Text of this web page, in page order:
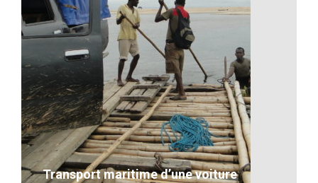
Les falaises malgaches
VOIR LE DÉTAIL
Transport maritime d’une voiture